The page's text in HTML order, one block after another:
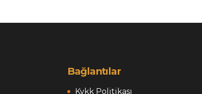
Bağlantılar
Kvkk Politikası